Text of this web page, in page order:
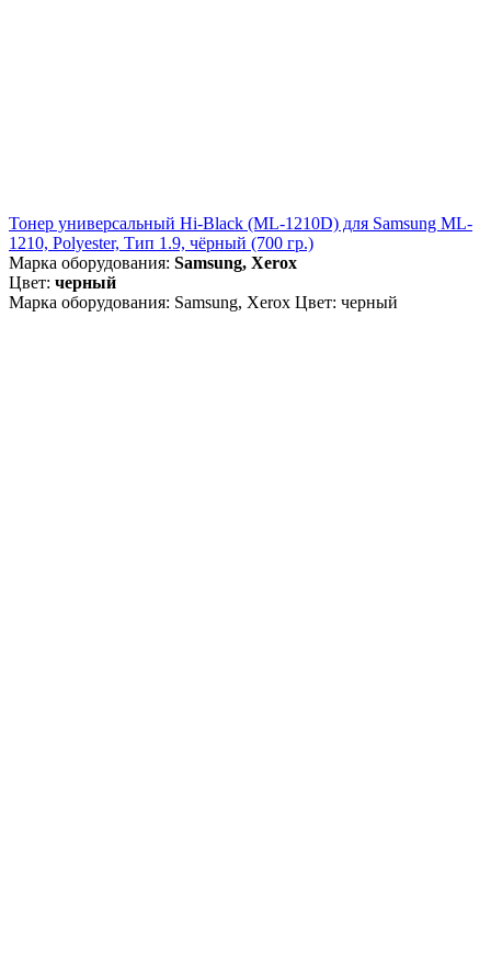
Тонер универсальный Hi-Black (ML-1210D) для Samsung ML-
1210, Polyester, Тип 1.9, чёрный (700 гр.)
Марка оборудования: Samsung, Xerox
Цвет: черный
Марка оборудования: Samsung, Xerox Цвет: черный